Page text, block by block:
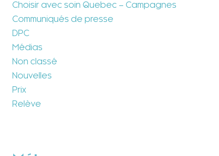
Choisir avec soin Quebec – Campagnes
Communiqués de presse
DPC
Médias
Non classé
Nouvelles
Prix
Relève